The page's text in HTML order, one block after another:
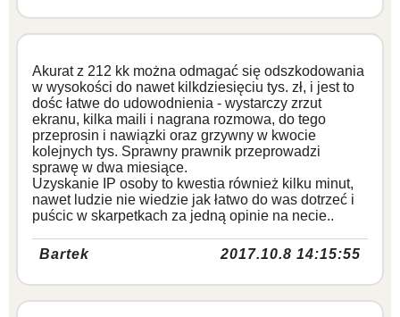
Akurat z 212 kk można odmagać się odszkodowania
w wysokości do nawet kilkdziesięciu tys. zł, i jest to
dośc łatwe do udowodnienia - wystarczy zrzut
ekranu, kilka maili i nagrana rozmowa, do tego
przeprosin i nawiązki oraz grzywny w kwocie
kolejnych tys. Sprawny prawnik przeprowadzi
sprawę w dwa miesiące.
Uzyskanie IP osoby to kwestia również kilku minut,
nawet ludzie nie wiedzie jak łatwo do was dotrzeć i
puścic w skarpetkach za jedną opinie na necie..
Bartek 2017.10.8 14:15:55